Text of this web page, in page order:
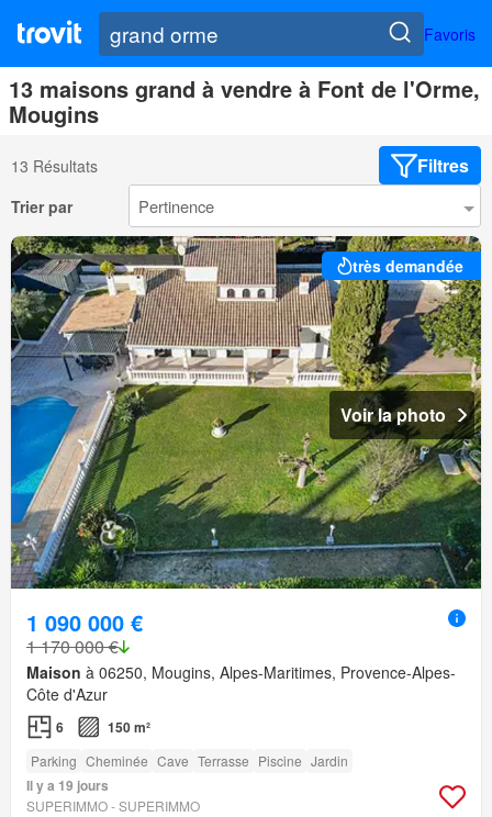
Favoris
13 maisons grand à vendre à Font de l'Orme,
Mougins
13 Résultats Filtres
Trier par
très demandée
Voir la photo
1 090 000 €
1 170 000 €
Maison à 06250, Mougins, Alpes-Maritimes, Provence-Alpes-
Côte d'Azur
6 150 m²
Parking Cheminée Cave Terrasse Piscine Jardin
Il y a 19 jours
SUPERIMMO - SUPERIMMO